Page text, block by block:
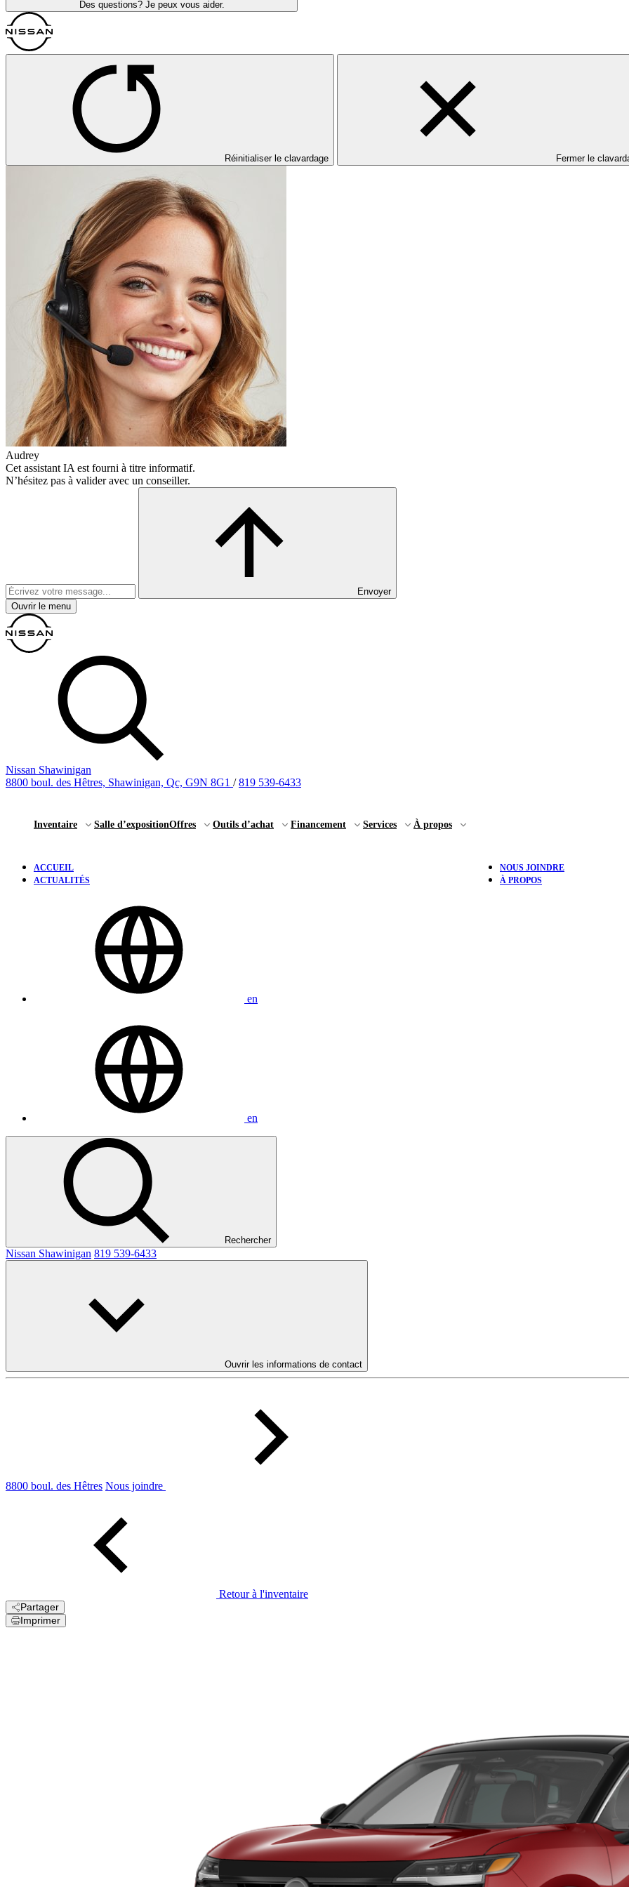
Des questions? Je peux vous aider.
Réinitialiser le clavardage Fermer le
Audrey
Cet assistant IA est fourni à titre informatif.
N’hésitez pas à valider avec un conseiller.
Envoyer
Ouvrir le menu
Nissan Shawinigan
8800 boul. des Hêtres, Shawinigan, Qc, G9N 8G1 / 819 539-6433
Inventaire Salle d’expositionOffres Outils d’achat Financement Services À propos
ACCUEIL
NOUS JOINDRE
ACTUALITÉS
À PROPOS
en
en
Rechercher
Nissan Shawinigan 819 539-6433
Ouvrir les informations de contact
8800 boul. des Hêtres Nous joindre
Retour à l'inventaire
Partager
Imprimer